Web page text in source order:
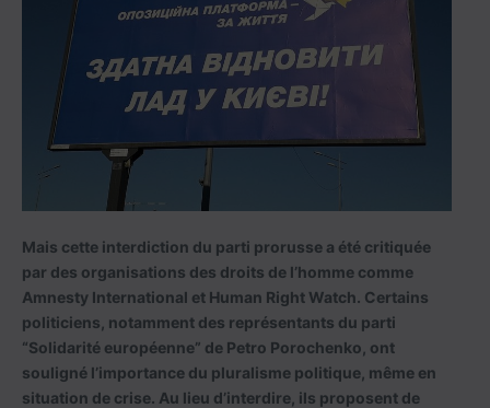
Mais cette interdiction du parti prorusse a été critiquée
par des organisations des droits de l’homme comme
Amnesty International et Human Right Watch. Certains
politiciens, notamment des représentants du parti
“Solidarité européenne” de Petro Porochenko, ont
souligné l’importance du pluralisme politique, même en
situation de crise. Au lieu d’interdire, ils proposent de